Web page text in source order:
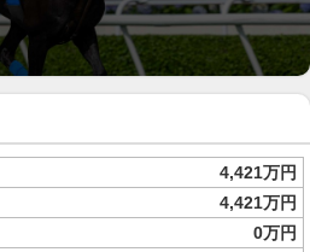
4,421万円
4,421万円
0万円